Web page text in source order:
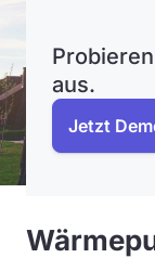
aus.
Jetzt